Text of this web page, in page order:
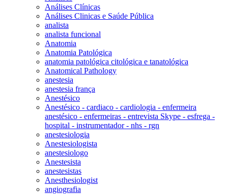
Análises Clínicas
Análises Clinicas e Saúde Pública
analista
analista funcional
Anatomia
Anatomia Patológica
anatomia patológica citológica e tanatológica
Anatomical Pathology
anestesia
anestesia frança
Anestésico
Anestésico - cardiaco - cardiologia - enfermeira
anestésico - enfermeiras - entrevista Skype - esfrega -
hospital - instrumentador - nhs - rgn
anestesiologia
Anestesiologista
anestesiologo
Anestesista
anestesistas
Anesthesiologist
angiografia